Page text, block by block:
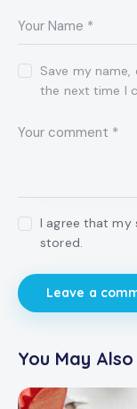
Save my
the next time I
I agree that my
stored.
You May